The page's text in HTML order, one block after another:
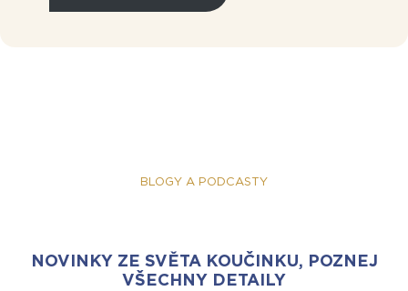
BLOGY A PODCASTY
NOVINKY ZE SVĚTA KOUČINKU, POZNEJ
VŠECHNY DETAILY